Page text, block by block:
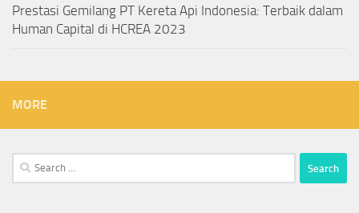
Prestasi Gemilang PT Kereta Api Indonesia: Terbaik dalam
Human Capital di HCREA 2023
MORE
Search
for: